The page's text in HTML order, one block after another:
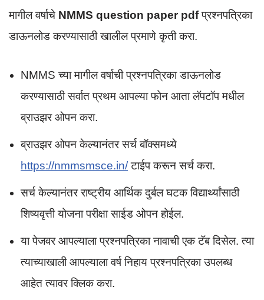
मागील वर्षाचे NMMS question paper pdfप्रश्नपत्रिका
डाऊनलोड करण्यासाठी खालील प्रमाणे कृती करा.
NMMS च्या मागील वर्षाची प्रश्नपत्रिका डाऊनलोड
करण्यासाठी सर्वात प्रथम आपल्या फोन आता लॅपटॉप मधील
ब्राउझर ओपन करा.
ब्राउझर ओपन केल्यानंतर सर्च बॉक्समध्ये
https://nmmsmsce.in/टाईप करून सर्च करा.
सर्च केल्यानंतर राष्ट्रीय आर्थिक दुर्बल घटक विद्यार्थ्यांसाठी
शिष्यवृत्ती योजना परीक्षा साईड ओपन होईल.
या पेजवर आपल्याला प्रश्नपत्रिका नावाची एक टॅब दिसेल. त्या
त्याच्याखाली आपल्याला वर्ष निहाय प्रश्नपत्रिका उपलब्ध
आहेत त्यावर क्लिक करा.